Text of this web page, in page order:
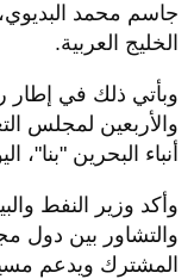
جاسم محمد
الخليج العربية.
وبأتي ذلك في إطار
والأربعين لمجلس
أنباء البحرين "بنا"،
وأكد وزير النفط
والتشاور بين دول
المشترك ويدعم